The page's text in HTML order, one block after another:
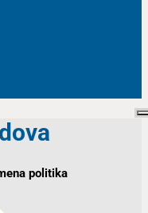
politika